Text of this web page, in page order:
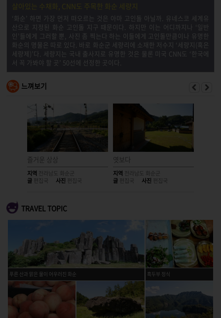
살아있는 수채화, CNN도 주목한 화순 세량지
‘화순’ 하면 가장 먼저 떠오르는 것은 아마 고인돌 아닐까. 유네스코 세계유
산으로 지정된 화순 고인돌 지구 때문이다. 하지만 이는 어디까지나 ‘일반
인’들에게 그러할 뿐, 사진 좀 찍는다 하는 이들에게 고인돌만큼이나 유명한
화순의 명물은 따로 있다. 바로 화순군 세량리에 소재한 저수지 ‘세량지(혹은
세량제)’다. 세량지는 국내 출사지로 유명한 것은 물론 미국 CNN도 ‘한국에
서 꼭 가봐야 할 곳’ 50선에 선정한 곳이다.
느껴보기
즐거운 상상
지역 전라남도 화순군
글 편집국 사진 편집국
엿보다
지역 전라남도 화순군
글 편집국 사진 편집국
TRAVEL TOPIC
흑두부 정식
푸른 산과 맑은 물이 어우러진 화순